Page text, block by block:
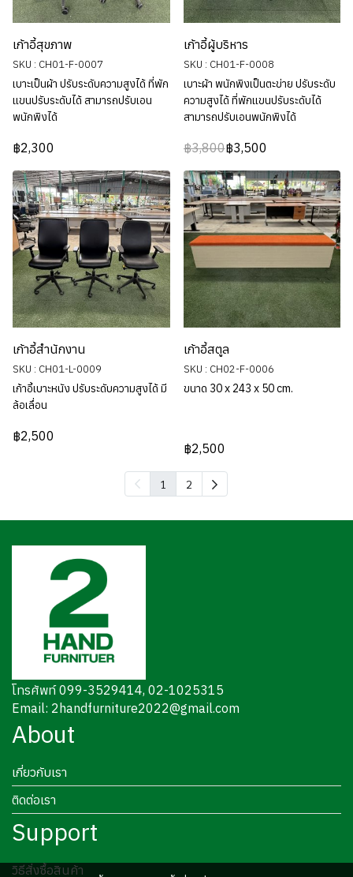
เก้าอี้สุขภาพ
SKU : CH01-F-0007
เบาะเป็นผ้า ปรับระดับความสูงได้ ที่พัก
แขนปรับระดับได้ สามารถปรับเอน
พนักพิงได้
฿2,300
เก้าอี้ผู้บริหาร
SKU : CH01-F-0008
เบาะผ้า พนักพิงเป็นตะข่าย ปรับระดับ
ความสูงได้ ที่พักแขนปรับระดับได้
สามารถปรับเอนพนักพิงได้
฿3,800฿3,500
เก้าอี้สำนักงาน
SKU : CH01-L-0009
เก้าอี้เบาะหนัง ปรับระดับความสูงได้ มี
ล้อเลื่อน
฿2,500
เก้าอี้สตูล
SKU : CH02-F-0006
ขนาด 30 x 243 x 50 cm.
฿2,500
1 2
โทรศัพท์ 099-3529414, 02-1025315
Email: 2handfurniture2022@gmail.com
About
เกี่ยวกับเรา
ติดต่อเรา
Support
วิธีสั่งซื้อสินค้า